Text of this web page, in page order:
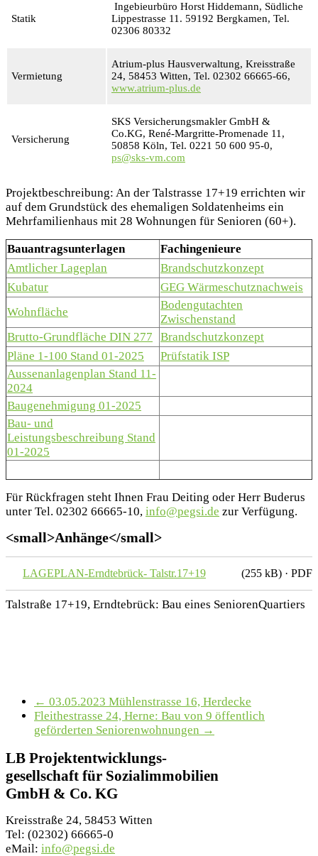
Statik
Ingebieurbüro Horst Hiddemann, Südliche
Lippestrasse 11. 59192 Bergkamen, Tel.
02306 80332
Vermietung
Atrium-plus Hausverwaltung, Kreisstraße
24, 58453 Witten, Tel. 02302 66665-66,
www.atrium-plus.de
Versicherung
SKS Versicherungsmakler GmbH &
Co.KG, René-Margritte-Promenade 11,
50858 Köln, Tel. 0221 50 600 95-0,
ps@sks-vm.com
Projektbeschreibung: An der Talstrasse 17+19 errichten wir
auf dem Grundstück des ehemaligen Soldatenheims ein
Mehrfamilienhaus mit 28 Wohnungen für Senioren (60+).
Bauantragsunterlagen
Fachingenieure
Amtlicher Lageplan
Brandschutzkonzept
Kubatur
GEG Wärmeschutznachweis
Wohnfläche
Bodengutachten
Zwischenstand
Brutto-Grundfläche DIN 277
Brandschutzkonzept
Pläne 1-100 Stand 01-2025
Prüfstatik ISP
Aussenanlagenplan Stand 11-
2024
Baugenehmigung 01-2025
Bau- und
Leistungsbeschreibung Stand
01-2025
Für Rückfragen steht Ihnen Frau Deiting oder Herr Buderus
unter Tel. 02302 66665-10, info@pegsi.de zur Verfügung.
<small>Anhänge</small>
(255 kB) · PDF
LAGEPLAN-Erndtebrück- Talstr.17+19
Talstraße 17+19, Erndtebrück: Bau eines SeniorenQuartiers
← 03.05.2023 Mühlenstrasse 16, Herdecke
Fleithestrasse 24, Herne: Bau von 9 öffentlich
geförderten Seniorenwohnungen →
LB Projektentwicklungs-
gesellschaft für Sozialimmobilien
GmbH & Co. KG
Kreisstraße 24, 58453 Witten
Tel: (02302) 66665-0
eMail: info@pegsi.de